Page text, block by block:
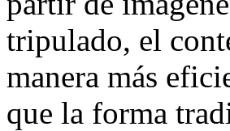
tripulado, el
manera más
que la forma